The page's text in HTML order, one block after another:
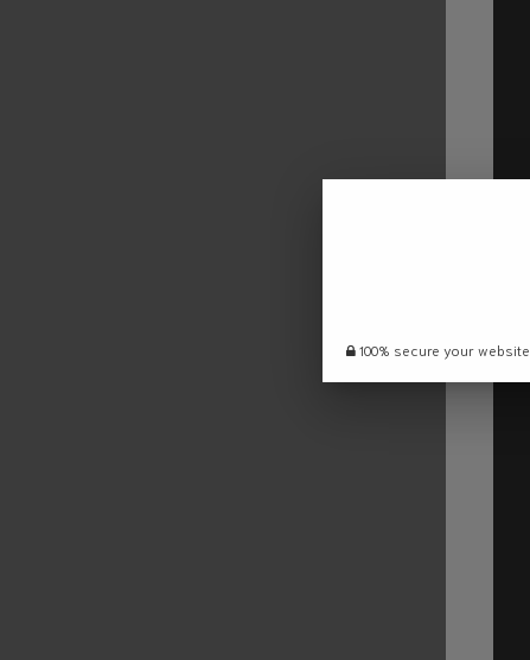
100% secure your website.